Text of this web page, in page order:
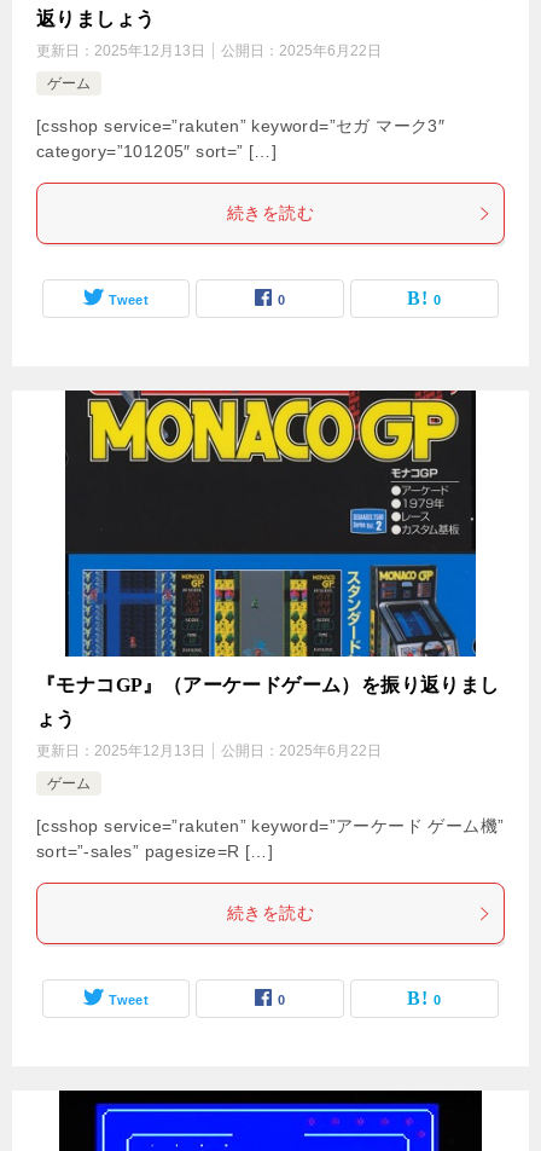
返りましょう
更新日： 2025年12月13日 公開日： 2025年6月22日
ゲーム
[csshop service=”rakuten” keyword=”セガ マーク3″
category=”101205″ sort=” […]
続きを読む
Tweet 0 0
『モナコGP』（アーケードゲーム）を振り返りまし
ょう
更新日： 2025年12月13日 公開日： 2025年6月22日
ゲーム
[csshop service=”rakuten” keyword=”アーケード ゲーム機”
sort=”-sales” pagesize=R […]
続きを読む
Tweet 0 0